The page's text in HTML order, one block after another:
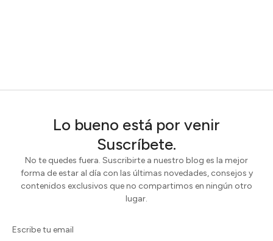
Lo bueno está por venir
Suscríbete.
No te quedes fuera. Suscribirte a nuestro blog es la mejor
forma de estar al día con las últimas novedades, consejos y
contenidos exclusivos que no compartimos en ningún otro
lugar.